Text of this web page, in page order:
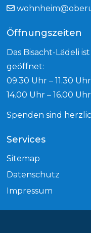
Öffnungszeiten
Das Bisacht-Lädeli
geöffnet:
09.30 Uhr – 11.30 Uhr
14.00 Uhr – 16.00 Uhr
Spenden sind
Services
Sitemap
Datenschutz
Impressum